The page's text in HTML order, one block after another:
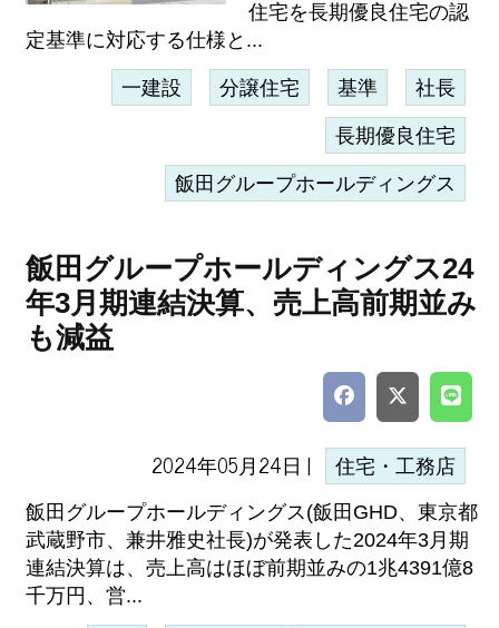
住宅を長期優良住宅の認
定基準に対応する仕様と...
一建設 分譲住宅 基準 社長
長期優良住宅
飯田グループホールディングス
飯田グループホールディングス24
年3月期連結決算、売上高前期並み
も減益
2024年05月24日 | 住宅・工務店
飯田グループホールディングス(飯田GHD、東京都
武蔵野市、兼井雅史社長)が発表した2024年3月期
連結決算は、売上高はほぼ前期並みの1兆4391億8
千万円、営...